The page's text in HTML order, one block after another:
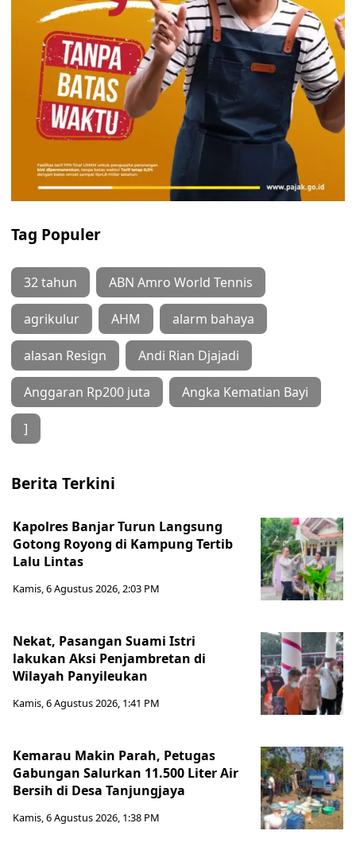
Tag Populer
32 tahun ABN Amro World Tennis
agrikulur AHM alarm bahaya
alasan Resign Andi Rian Djajadi
Anggaran Rp200 juta Angka Kematian Bayi
]
Berita Terkini
Kapolres Banjar Turun Langsung
Gotong Royong di Kampung Tertib
Lalu Lintas
Kamis, 6 Agustus 2026, 2:03 PM
Nekat, Pasangan Suami Istri
lakukan Aksi Penjambretan di
Wilayah Panyileukan
Kamis, 6 Agustus 2026, 1:41 PM
Kemarau Makin Parah, Petugas
Gabungan Salurkan 11.500 Liter Air
Bersih di Desa Tanjungjaya
Kamis, 6 Agustus 2026, 1:38 PM